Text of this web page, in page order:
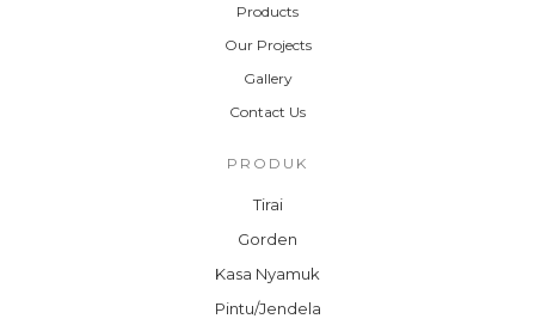
Products
Our Projects
Gallery
Contact Us
PRODUK
Tirai
Gorden
Kasa Nyamuk
Pintu/Jendela